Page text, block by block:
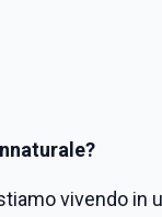
vivendo